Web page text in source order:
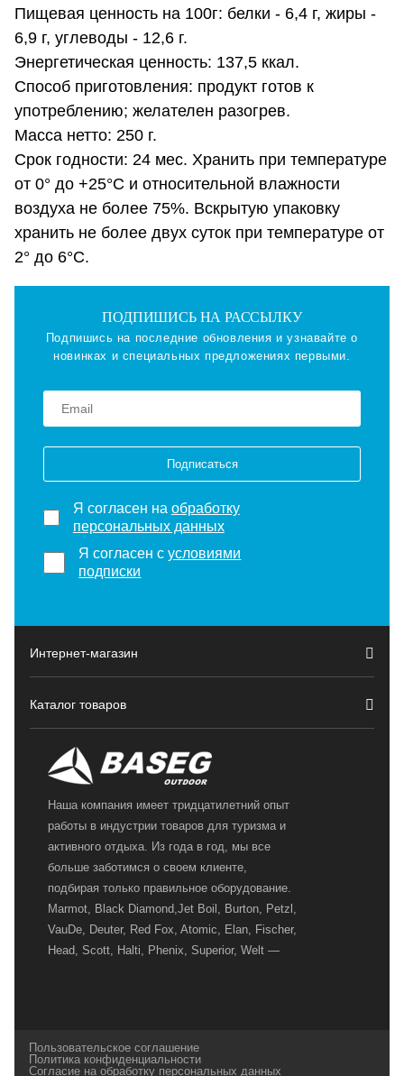
Пищевая ценность на 100г: белки - 6,4 г, жиры -
6,9 г, углеводы - 12,6 г.
Энергетическая ценность: 137,5 ккал.
Способ приготовления: продукт готов к
употреблению; желателен разогрев.
Масса нетто: 250 г.
Срок годности: 24 мес. Хранить при температуре
от 0° до +25°C и относительной влажности
воздуха не более 75%. Вскрытую упаковку
хранить не более двух суток при температуре от
2° до 6°C.
ПОДПИШИСЬ НА РАССЫЛКУ
Подпишись на последние обновления и узнавайте о
новинках и специальных предложениях первыми.
Подписаться
Я согласен на обработку
персональных данных
Я согласен сусловиями
подписки
Интернет-магазин
Каталог товаров
Наша компания имеет тридцатилетний опыт
работы в индустрии товаров для туризма и
активного отдыха. Из года в год, мы все
больше заботимся о своем клиенте,
подбирая только правильное оборудование.
Marmot, Black Diamond,Jet Boil, Burton, Petzl,
VauDe, Deuter, Red Fox, Atomic, Elan, Fischer,
Head, Scott, Halti, Phenix, Superior, Welt —
и взыскательных путешественников,
Пользовательское соглашение
Политика конфиденциальности
Согласие на обработку персональных данных